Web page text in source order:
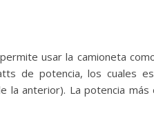
usar la camioneta
de potencia, los cuales
la anterior). La potencia